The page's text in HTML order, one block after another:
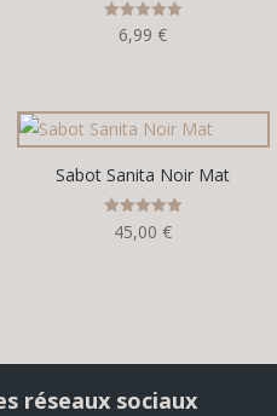
Note
5.00
6,99€
Sabot Sanita Noir Mat
Note
5.00
45,00€
réseaux sociaux